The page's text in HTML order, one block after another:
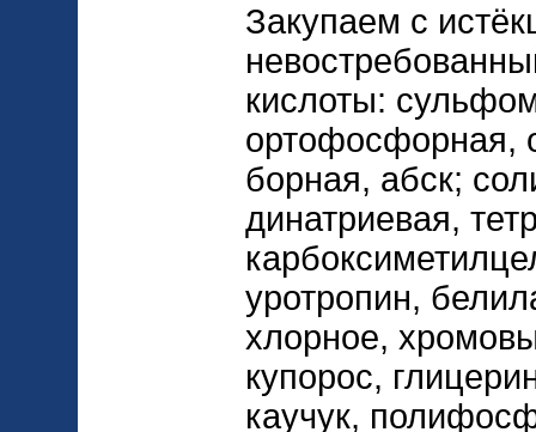
Закупаем с
кислоты:
ортофосфорная,
борная, абск;
динатриевая,
уротропин,
хлорное,
купорос,
каучук,